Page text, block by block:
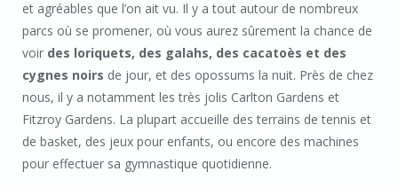
et agréables que l’on ait vu. Il y a tout autour de nombreux
parcs où se promener, où vous aurez sûrement la chance de
voir des loriquets, des galahs, des cacatoès et des
cygnes noirs de jour, et des opossums la nuit. Près de chez
nous, il y a notamment les très jolis Carlton Gardens et
Fitzroy Gardens. La plupart accueille des terrains de tennis et
de basket, des jeux pour enfants, ou encore des machines
pour effectuer sa gymnastique quotidienne.